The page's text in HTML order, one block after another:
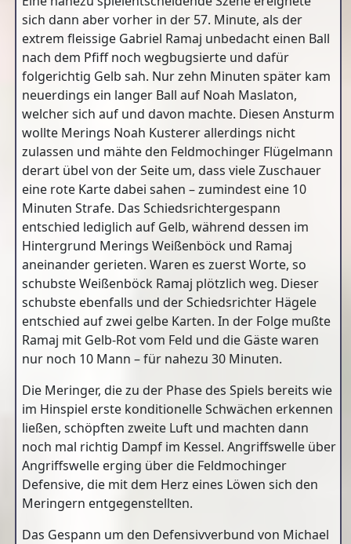
sich dann aber vorher in der 57. Minute, als der
extrem fleissige Gabriel Ramaj unbedacht einen Ball
nach dem Pfiff noch wegbugsierte und dafür
folgerichtig Gelb sah. Nur zehn Minuten später kam
neuerdings ein langer Ball auf Noah Maslaton,
welcher sich auf und davon machte. Diesen Ansturm
wollte Merings Noah Kusterer allerdings nicht
zulassen und mähte den Feldmochinger Flügelmann
derart übel von der Seite um, dass viele Zuschauer
eine rote Karte dabei sahen – zumindest eine 10
Minuten Strafe. Das Schiedsrichtergespann
entschied lediglich auf Gelb, während dessen im
Hintergrund Merings Weißenböck und Ramaj
aneinander gerieten. Waren es zuerst Worte, so
schubste Weißenböck Ramaj plötzlich weg. Dieser
schubste ebenfalls und der Schiedsrichter Hägele
entschied auf zwei gelbe Karten. In der Folge mußte
Ramaj mit Gelb-Rot vom Feld und die Gäste waren
nur noch 10 Mann – für nahezu 30 Minuten.
Die Meringer, die zu der Phase des Spiels bereits wie
im Hinspiel erste konditionelle Schwächen erkennen
ließen, schöpften zweite Luft und machten dann
noch mal richtig Dampf im Kessel. Angriffswelle über
Angriffswelle erging über die Feldmochinger
Defensive, die mit dem Herz eines Löwen sich den
Meringern entgegenstellten.
Das Gespann um den Defensivverbund von Michael